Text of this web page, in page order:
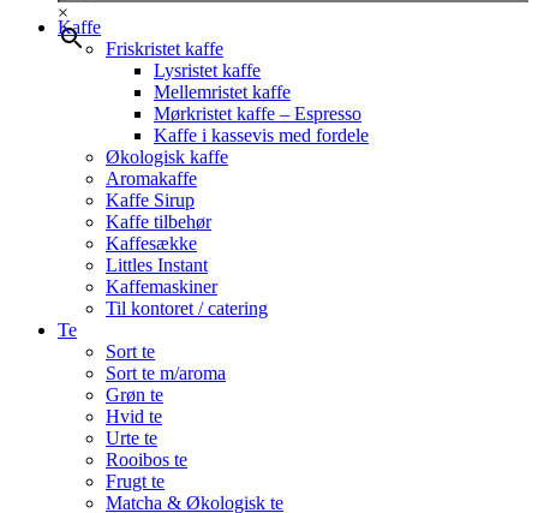
×
Kaffe
Friskristet kaffe
Lysristet kaffe
Mellemristet kaffe
Mørkristet kaffe – Espresso
Kaffe i kassevis med fordele
Økologisk kaffe
Aromakaffe
Kaffe Sirup
Kaffe tilbehør
Kaffesække
Littles Instant
Kaffemaskiner
Til kontoret / catering
Te
Sort te
Sort te m/aroma
Grøn te
Hvid te
Urte te
Rooibos te
Frugt te
Matcha & Økologisk te